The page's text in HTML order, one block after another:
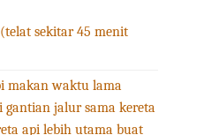
(telat sekitar 45 menit
makan waktu lama
gantian jalur sama kereta
api lebih utama buat